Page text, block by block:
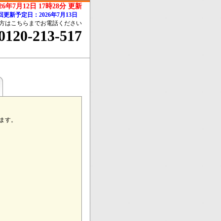
年7月12日 17時28分 更新
更新予定日：2026年7月13日
はこちらまでお電話ください
213-517
す。